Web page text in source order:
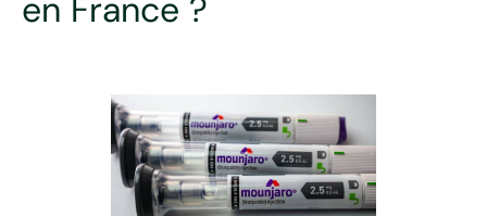
en France ?